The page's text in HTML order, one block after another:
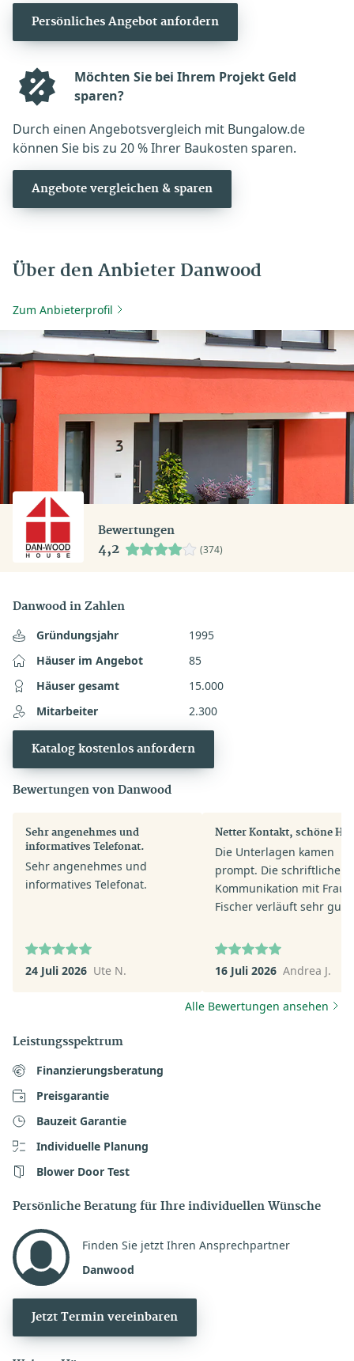
Persönliches Angebot anfordern
Möchten Sie bei Ihrem Projekt Geld
sparen?
Durch einen Angebotsvergleich mit Bungalow.de
können Sie bis zu 20 % Ihrer Baukosten sparen.
Angebote vergleichen & sparen
Über den Anbieter Danwood
Zum Anbieterprofil
Bewertungen
4,2 (374)
Danwood in Zahlen
Gründungsjahr
1995
Häuser im Angebot
85
Häuser gesamt
15.000
Mitarbeiter
2.300
Katalog kostenlos anfordern
Bewertungen von Danwood
Sehr angenehmes und
informatives Telefonat.
Sehr angenehmes und
informatives Telefonat.
24 Juli 2026 Ute N.
Netter Kontakt, schöne
Die Unterlagen kamen
prompt. Die schriftliche
Kommunikation mit Frau
Fischer verläuft sehr gut.
auf Fragen.
16 Juli 2026 Andrea J.
Alle Bewertungen ansehen
Leistungsspektrum
Finanzierungsberatung
Preisgarantie
Bauzeit Garantie
Individuelle Planung
Blower Door Test
Persönliche Beratung für Ihre individuellen Wünsche
Finden Sie jetzt Ihren Ansprechpartner
Danwood
Jetzt Termin vereinbaren